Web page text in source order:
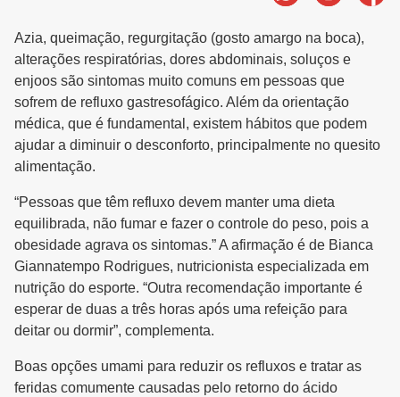
Azia, queimação, regurgitação (gosto amargo na boca),
alterações respiratórias, dores abdominais, soluços e
enjoos são sintomas muito comuns em pessoas que
sofrem de refluxo gastresofágico. Além da orientação
médica, que é fundamental, existem hábitos que podem
ajudar a diminuir o desconforto, principalmente no quesito
alimentação.
“Pessoas que têm refluxo devem manter uma dieta
equilibrada, não fumar e fazer o controle do peso, pois a
obesidade agrava os sintomas.” A afirmação é de Bianca
Giannatempo Rodrigues, nutricionista especializada em
nutrição do esporte. “Outra recomendação importante é
esperar de duas a três horas após uma refeição para
deitar ou dormir”, complementa.
Boas opções umami para reduzir os refluxos e tratar as
feridas comumente causadas pelo retorno do ácido